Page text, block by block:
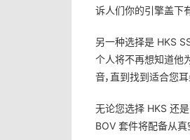
诉人们你的引擎盖下
另一种选择是 HKS
个人将不再想知道他
音，直到找到适合您耳
无论您选择 HKS 还
BOV 套件将配备从